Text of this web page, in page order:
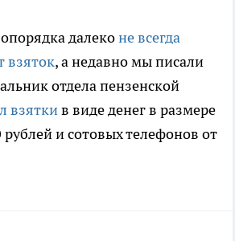
далеконе всегда
взяток, а недавно мы писали
отдела пензенской
взяткив виде денег в размере
рублей и сотовых телефонов от